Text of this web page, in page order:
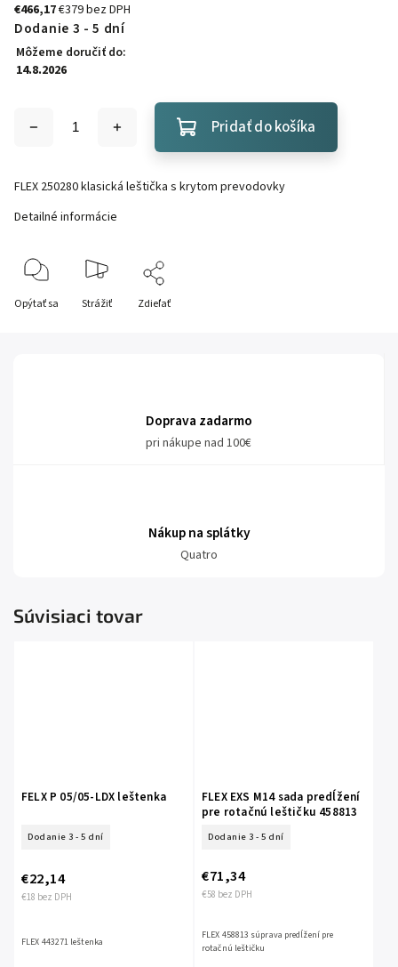
€466,17€379 bez DPH
Dodanie 3 - 5 dní
Môžeme doručiť do:
14.8.2026
Pridať do košíka
FLEX 250280 klasická leštička s krytom prevodovky
Detailné informácie
Opýtať sa Strážiť Zdieľať
Doprava zadarmo
pri nákupe nad 100€
Nákup na splátky
Quatro
Súvisiaci tovar
FELX P 05/05-LDX leštenka
Dodanie 3 - 5 dní
€18 bez DPH
€22,14
FLEX 443271 leštenka
FLEX EXS M14 sada predĺžení
pre rotačnú leštičku 458813
Dodanie 3 - 5 dní
€58 bez DPH
€71,34
FLEX 458813 súprava predĺžení pre
rotačnú leštičku